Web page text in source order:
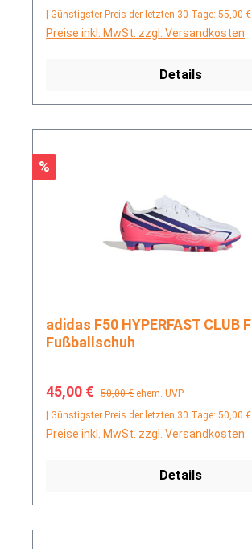
| Günstigster Preis der letzten 30 Tage: 55,00 €
Preise inkl. MwSt. zzgl. Versandkosten
Details
Rabatt
%
adidas F50 HYPERFAST CLUB FG/MG J
Fußballschuh
Verkaufspreis:
45,00 € Regulärer Preis:
50,00 € ehem. UVP
| Günstigster Preis der letzten 30 Tage: 50,00 €
Preise inkl. MwSt. zzgl. Versandkosten
Details